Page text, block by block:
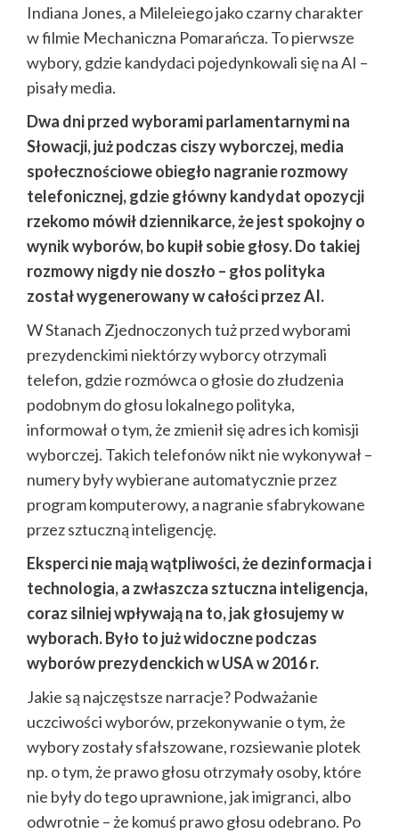
Indiana Jones, a Mileleiego jako czarny charakter
w filmie Mechaniczna Pomarańcza. To pierwsze
wybory, gdzie kandydaci pojedynkowali się na AI –
pisały media.
Dwa dni przed wyborami parlamentarnymi na
Słowacji, już podczas ciszy wyborczej, media
społecznościowe obiegło nagranie rozmowy
telefonicznej, gdzie główny kandydat opozycji
rzekomo mówił dziennikarce, że jest spokojny o
wynik wyborów, bo kupił sobie głosy. Do takiej
rozmowy nigdy nie doszło – głos polityka
został wygenerowany w całości przez AI.
W Stanach Zjednoczonych tuż przed wyborami
prezydenckimi niektórzy wyborcy otrzymali
telefon, gdzie rozmówca o głosie do złudzenia
podobnym do głosu lokalnego polityka,
informował o tym, że zmienił się adres ich komisji
wyborczej. Takich telefonów nikt nie wykonywał –
numery były wybierane automatycznie przez
program komputerowy, a nagranie sfabrykowane
przez sztuczną inteligencję.
Eksperci nie mają wątpliwości, że dezinformacja i
technologia, a zwłaszcza sztuczna inteligencja,
coraz silniej wpływają na to, jak głosujemy w
wyborach. Było to już widoczne podczas
wyborów prezydenckich w USA w 2016 r.
Jakie są najczęstsze narracje? Podważanie
uczciwości wyborów, przekonywanie o tym, że
wybory zostały sfałszowane, rozsiewanie plotek
np. o tym, że prawo głosu otrzymały osoby, które
nie były do tego uprawnione, jak imigranci, albo
odwrotnie – że komuś prawo głosu odebrano. Po